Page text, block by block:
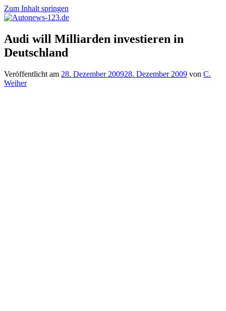
Zum Inhalt springen
Autonews-
123.de
Autonews
mit
Charme
Audi will Milliarden investieren in
Deutschland
Veröffentlicht am 28. Dezember 200928. Dezember 2009 von C.
Weiher